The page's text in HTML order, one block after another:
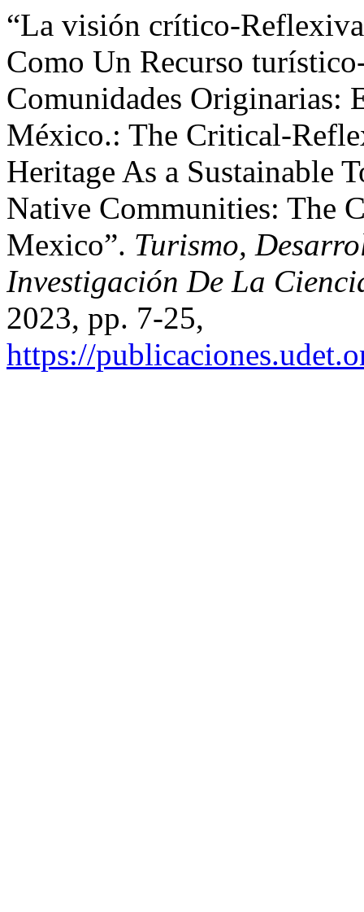
“La visión crítico-
Como Un Recurso
Comunidades Originarias:
México.: The Critical-
Heritage As a Sustainable
Native Communities: The
Mexico”. Turismo,
Investigación De La
2023, pp. 7-25,
https://